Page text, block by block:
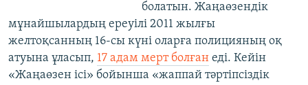
болатын. Жаңаөзендік
мұнайшылардың ереуілі 2011 жылғы
желтоқсанның 16-сы күні оларға полицияның оқ
атуына ұласып, 17 адам мерт болған еді. Кейін
«Жаңаөзен ісі» бойынша «жаппай тәртіпсіздік